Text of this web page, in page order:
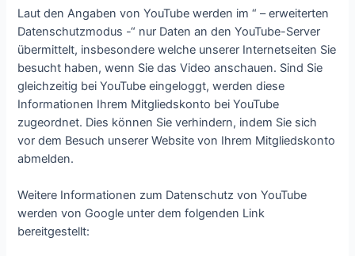
Laut den Angaben von YouTube werden im “ – erweiterten
Datenschutzmodus -“ nur Daten an den YouTube-Server
übermittelt, insbesondere welche unserer Internetseiten Sie
besucht haben, wenn Sie das Video anschauen. Sind Sie
gleichzeitig bei YouTube eingeloggt, werden diese
Informationen Ihrem Mitgliedskonto bei YouTube
zugeordnet. Dies können Sie verhindern, indem Sie sich
vor dem Besuch unserer Website von Ihrem Mitgliedskonto
abmelden.
Weitere Informationen zum Datenschutz von YouTube
werden von Google unter dem folgenden Link
bereitgestellt: